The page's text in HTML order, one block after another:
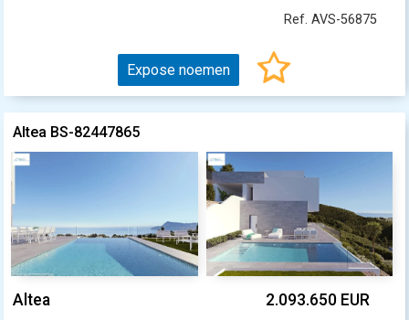
Ref. AVS-56875
Expose noemen
Altea BS-82447865
Altea 2.093.650 EUR